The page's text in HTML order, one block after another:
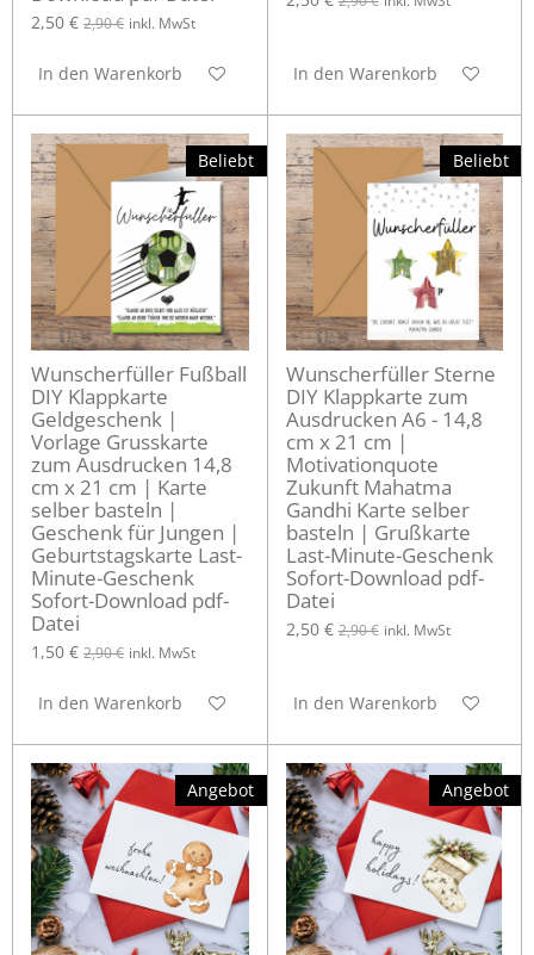
2,50 € 2,90 € inkl. MwSt
In den Warenkorb In den Warenkorb
Beliebt
Wunscherfüller Fußball
DIY Klappkarte
Geldgeschenk |
Vorlage Grusskarte
zum Ausdrucken 14,8
cm x 21 cm | Karte
selber basteln |
Geschenk für Jungen |
Geburtstagskarte Last-
Minute-Geschenk
Sofort-Download pdf-
Datei
1,50 € 2,90 € inkl. MwSt
In den Warenkorb
Beliebt
Wunscherfüller Sterne
DIY Klappkarte zum
Ausdrucken A6 - 14,8
cm x 21 cm |
Motivationquote
Zukunft Mahatma
Gandhi Karte selber
basteln | Grußkarte
Last-Minute-Geschenk
Sofort-Download pdf-
Datei
2,50 € 2,90 € inkl. MwSt
In den Warenkorb
Angebot Angebot